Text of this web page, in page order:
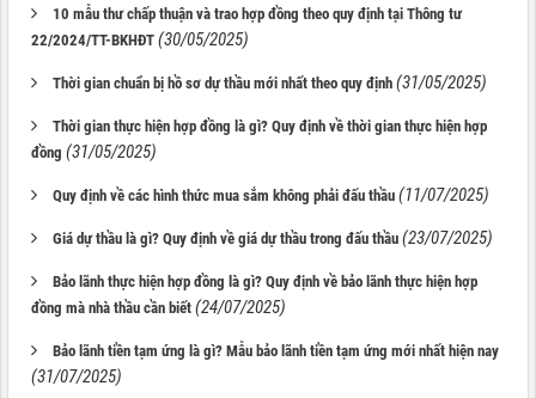
10 mẫu thư chấp thuận và trao hợp đồng theo quy định tại Thông tư
22/2024/TT-BKHĐT (30/05/2025)
Thời gian chuẩn bị hồ sơ dự thầu mới nhất theo quy định (31/05/2025)
Thời gian thực hiện hợp đồng là gì? Quy định về thời gian thực hiện hợp
đồng (31/05/2025)
Quy định về các hình thức mua sắm không phải đấu thầu (11/07/2025)
Giá dự thầu là gì? Quy định về giá dự thầu trong đấu thầu (23/07/2025)
Bảo lãnh thực hiện hợp đồng là gì? Quy định về bảo lãnh thực hiện hợp
đồng mà nhà thầu cần biết (24/07/2025)
Bảo lãnh tiền tạm ứng là gì? Mẫu bảo lãnh tiền tạm ứng mới nhất hiện nay
(31/07/2025)